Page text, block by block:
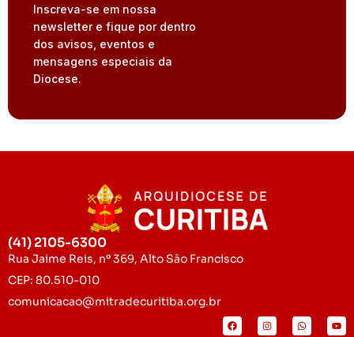
Inscreva-se em nossa
newsletter e fique por dentro
dos avisos, eventos e
mensagens especiais da
Diocese.
(41) 2105-6300
Rua Jaime Reis, nº 369, Alto São Francisco
CEP: 80.510-010
comunicacao@mitradecuritiba.org.br